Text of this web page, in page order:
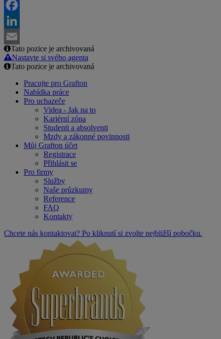
Twitter
Facebook
LinkedIn
Email
Tato pozice je archivovaná
Nastavte si svého agenta
Tato pozice je archivovaná
Pracujte pro Grafton
Nabídka práce
Pro uchazeče
Videa - Jak na to
Kariérní zóna
Studenti a absolventi
Mzdy a zákonné povinnosti
Můj Grafton účet
Registrace
Přihlásit se
Pro firmy
Služby
Naše průzkumy
Reference
FAQ
Kontakty
Chcete nás kontaktovat? Po kliknutí si zvolte nejbližší pobočku.